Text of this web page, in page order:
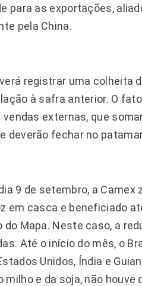
para as exportações,
pela China.
registrar uma colheita
à safra anterior. O
externas, que
deverão fechar no
9 de setembro, a
em casca e beneficiado
do Mapa. Neste caso, a
Até o início do mês, o
Unidos, Índia e
milho e da soja, não